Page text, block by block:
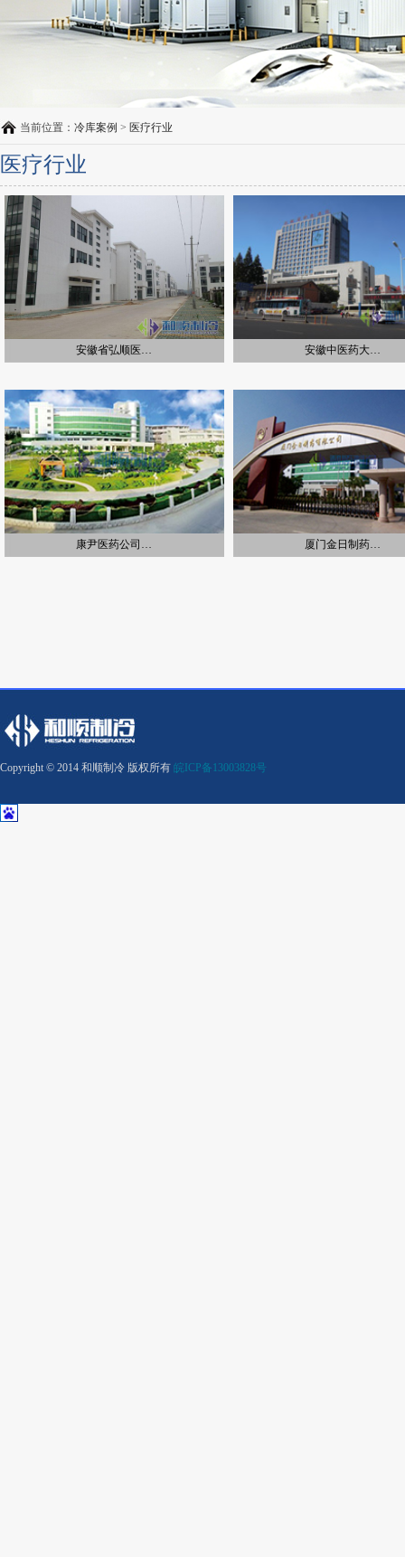
当前位置： 冷库案例 > 医疗行业
医疗行业
安徽省弘顺医… 安徽中医药大…
康尹医药公司… 厦门金日制药…
Copyright © 2014 和顺制冷 版权所有 皖ICP备13003828号